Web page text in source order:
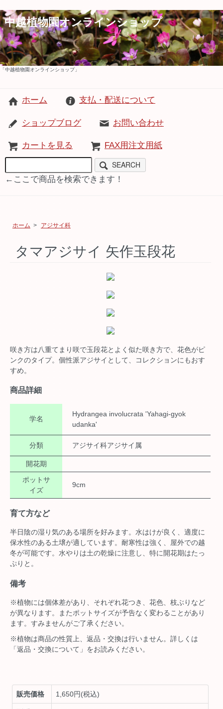
中越植物園オンラインショップ
「中越植物園オンラインショップ」
ホーム 支払・配送について
ショップブログ お問い合わせ
カートを見る FAX用注文用紙
SEARCH
←ここで商品を検索できます！
ホーム > アジサイ科
タマアジサイ 矢作玉段花
咲き方は八重てまり咲で玉段花とよく似た咲き方で、花色がピ
ンクのタイプ。個性派アジサイとして、コレクションにもおす
すめ。
商品詳細
学名
Hydrangea involucrata 'Yahagi-gyok
udanka'
分類 アジサイ科アジサイ属
開花期
ポットサ
イズ
9cm
育て方など
半日陰の湿り気のある場所を好みます。水はけが良く、適度に
保水性のある土壌が適しています。耐寒性は強く、屋外での越
冬が可能です。水やりは土の乾燥に注意し、特に開花期はたっ
ぷりと。
備考
※植物には個体差があり、それぞれ花つき、花色、枝ぶりなど
が異なります。またポットサイズが予告なく変わることがあり
ます。すみませんがご了承ください。
※植物は商品の性質上、返品・交換は行いません。詳しくは
「返品・交換について」をお読みください。
販売価格 1,650円(税込)